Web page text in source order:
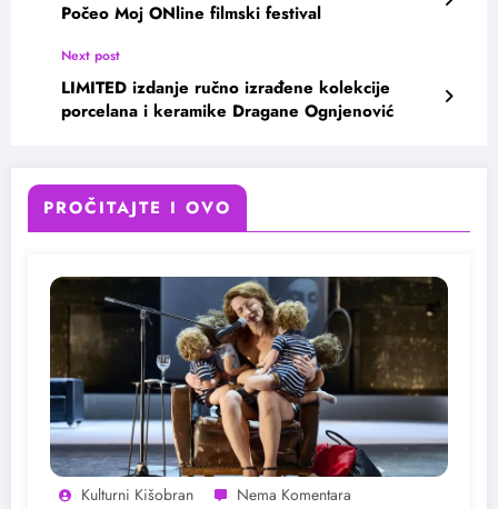
Počeo Moj ONline filmski festival
Next post
LIMITED izdanje ručno izrađene kolekcije
porcelana i keramike Dragane Ognjenović
PROČITAJTE I OVO
Kulturni Kišobran